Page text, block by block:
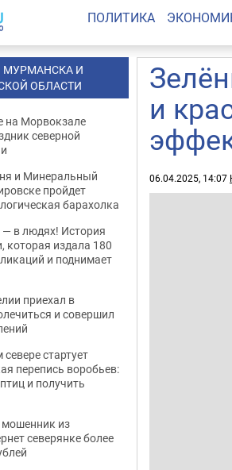
ПОЛИТИКА
и
06.04.2025, 14:07
МУРМАНСКА И
ОБЛАСТИ
на Морвокзале
северной
и Минеральный
пройдет
барахолка
в людях! История
которая издала 180
и поднимает
приехал в
и совершил
стартует
перепись воробьев:
и получить
из
северянке более